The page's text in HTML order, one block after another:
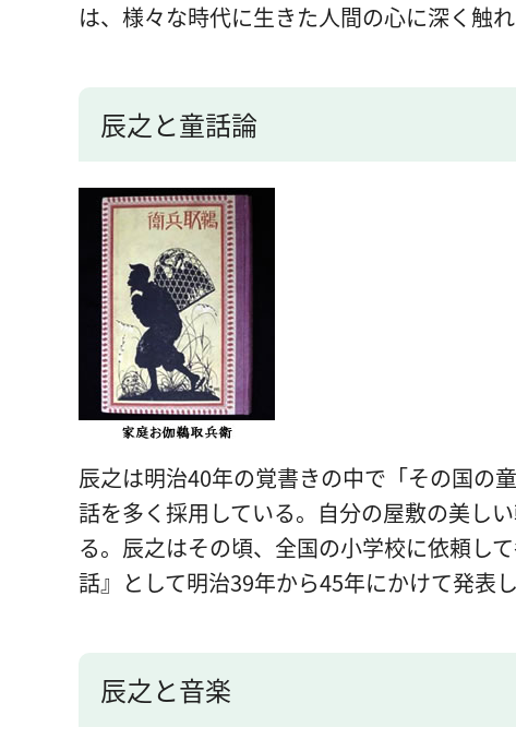
は、様々な時代に生きた人間の心に深く触
辰之と童話論
辰之は明治40年の覚書きの中で「その国の
話を多く採用している。自分の屋敷の美し
る。辰之はその頃、全国の小学校に依頼し
話』として明治39年から45年にかけて発表し
辰之と音楽